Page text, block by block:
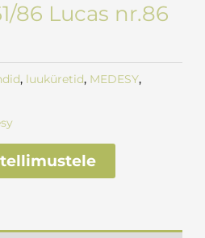
86 Lucas nr.86
, luuküretid, MEDESY,